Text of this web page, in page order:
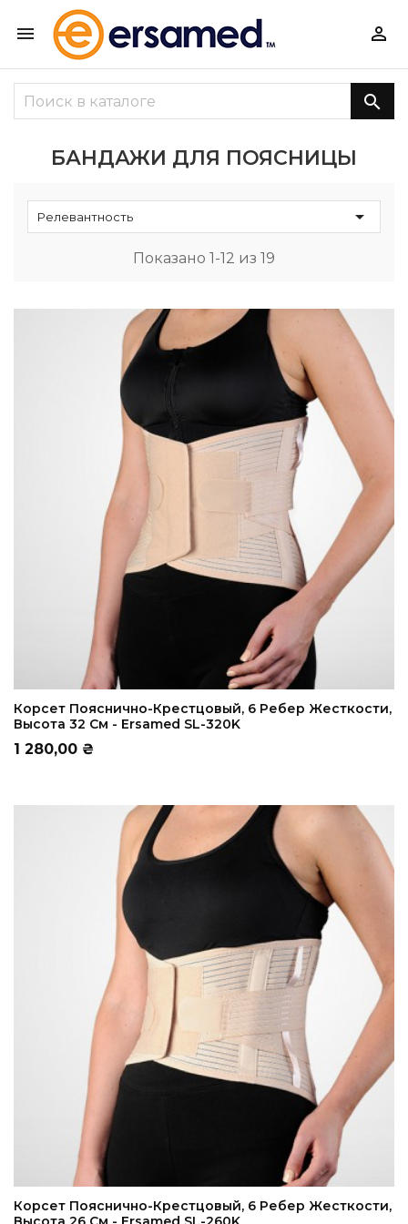
 

БАНДАЖИ ДЛЯ ПОЯСНИЦЫ
Релевантность 
Показано 1-12 из 19
ADD TO CART
Корсет Пояснично-Крестцовый, 6 Ребер Жесткости,
Высота 32 См - Ersamed SL-320K
Цена
1 280,00 ₴
ADD TO CART
Корсет Пояснично-Крестцовый, 6 Ребер Жесткости,